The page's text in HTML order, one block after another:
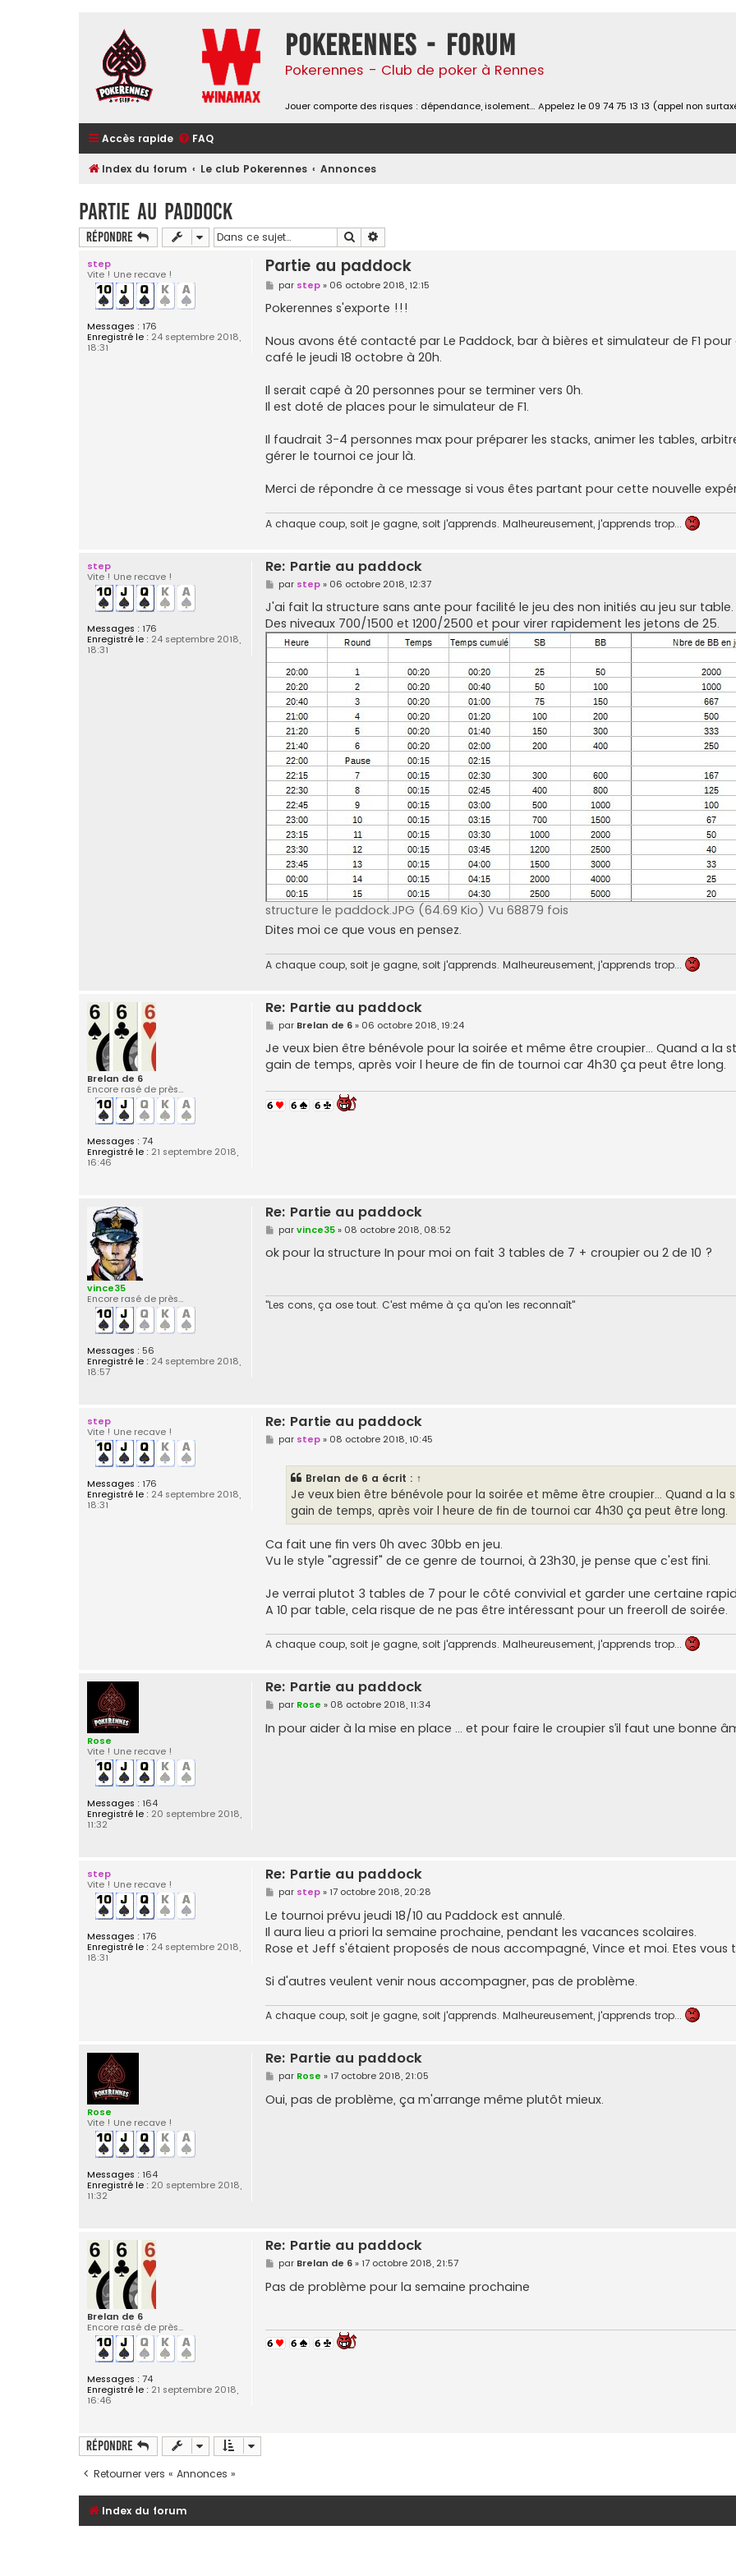
Pokerennes - Forum
Pokerennes - Club de poker à Rennes
Jouer comporte des risques : dépendance, isolement… Appelez le 09 74 75 13 13 (appel non
Accès rapide FAQ
Index du forum Le club Pokerennes Annonces
Partie au paddock
Répondre Rechercher
step
Vite ! Une recave !
Messages : 176
Enregistré le : 24 septembre 2018,
18:31
Partie au paddock
M
e
s
s
g
e
par step» 06 octobre 2018, 12:15
Pokerennes s'exporte !!!
Nous avons été contacté par Le Paddock, bar à bières et simulateur de F1
café le jeudi 18 octobre à 20h.
Il serait capé à 20 personnes pour se terminer vers 0h.
Il est doté de places pour le simulateur de F1.
Il faudrait 3-4 personnes max pour préparer les stacks, animer les tables,
gérer le tournoi ce jour là.
Merci de répondre à ce message si vous êtes partant pour cette nouvelle
A chaque coup, soit je gagne, soit j'apprends. Malheureusement, j'apprends trop...
step
Vite ! Une recave !
Messages : 176
Enregistré le : 24 septembre 2018,
18:31
Re: Partie au paddock
M
e
s
s
a
g
e
par step» 06 octobre 2018, 12:37
J'ai fait la structure sans ante pour facilité le jeu des non initiés au jeu sur table.
Des niveaux 700/1500 et 1200/2500 et pour virer rapidement les jetons de 25.
structure le paddock.JPG (64.69 Kio) Vu 68879 fois
Dites moi ce que vous en pensez.
A chaque coup, soit je gagne, soit j'apprends. Malheureusement, j'apprends trop...
Brelan de 6
Encore rasé de près...
Messages : 74
Enregistré le : 21 septembre 2018,
16:46
Re: Partie au paddock
M
e
s
s
a
e
par Brelan de 6» 06 octobre 2018, 19:24
Je veux bien être bénévole pour la soirée et même être croupier... Quand a
gain de temps, après voir l heure de fin de tournoi car 4h30 ça peut être long.
vince35
Encore rasé de près...
Messages : 56
Enregistré le : 24 septembre 2018,
18:57
Re: Partie au paddock
M
e
s
s
e
parvince35» 08 octobre 2018, 08:52
ok pour la structure In pour moi on fait 3 tables de 7 + croupier ou 2 de 10 ?
"Les cons, ça ose tout. C'est même à ça qu'on les reconnaît"
step
Vite ! Une recave !
Messages : 176
Enregistré le : 24 septembre 2018,
18:31
Re: Partie au paddock
M
e
par step» 08 octobre 2018, 10:45
Brelan de 6 a écrit : ↑
Je veux bien être bénévole pour la soirée et même être croupier... Quand a
gain de temps, après voir l heure de fin de tournoi car 4h30 ça peut être long.
Ca fait une fin vers 0h avec 30bb en jeu.
Vu le style "agressif" de ce genre de tournoi, à 23h30, je pense que c'est fini.
Je verrai plutot 3 tables de 7 pour le côté convivial et garder une certaine
A 10 par table, cela risque de ne pas être intéressant pour un freeroll de soirée.
A chaque coup, soit je gagne, soit j'apprends. Malheureusement, j'apprends trop...
Rose
Vite ! Une recave !
Messages : 164
Enregistré le : 20 septembre 2018,
11:32
Re: Partie au paddock
M
e
s
s
par Rose » 08 octobre 2018, 11:34
In pour aider à la mise en place ... et pour faire le croupier s’il faut une bonne
step
Vite ! Une recave !
Messages : 176
Enregistré le : 24 septembre 2018,
18:31
Re: Partie au paddock
M
e
s
s
a
g
e
par step» 17 octobre 2018, 20:28
Le tournoi prévu jeudi 18/10 au Paddock est annulé.
Il aura lieu a priori la semaine prochaine, pendant les vacances scolaires.
Rose et Jeff s'étaient proposés de nous accompagné, Vince et moi. Etes vous
Si d'autres veulent venir nous accompagner, pas de problème.
A chaque coup, soit je gagne, soit j'apprends. Malheureusement, j'apprends trop...
Rose
Vite ! Une recave !
Messages : 164
Enregistré le : 20 septembre 2018,
11:32
Re: Partie au paddock
M
e
s
s
par Rose » 17 octobre 2018, 21:05
Oui, pas de problème, ça m'arrange même plutôt mieux.
Brelan de 6
Encore rasé de près...
Messages : 74
Enregistré le : 21 septembre 2018,
16:46
Re: Partie au paddock
M
e
s
s
par Brelan de 6» 17 octobre 2018, 21:57
Pas de problème pour la semaine prochaine
Répondre
Retourner vers « Annonces »
Index du forum